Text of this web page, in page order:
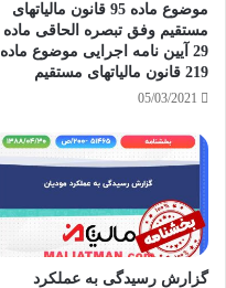
موضوع ماده 95 قانون مالیاتهای
مستقیم وفق تبصره الحاقی ماده
29 آیین نامه اجرایی موضوع ماده
219 قانون مالیاتهای مستقیم
05/03/2021
گزارش رسیدگی به عملکرد